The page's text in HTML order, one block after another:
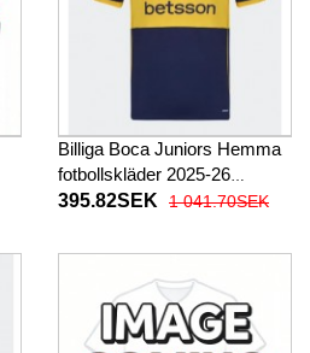
Billiga Boca Juniors Hemma
fotbollskläder 2025-26
Kortärmad
395.82SEK 1 041.70SEK